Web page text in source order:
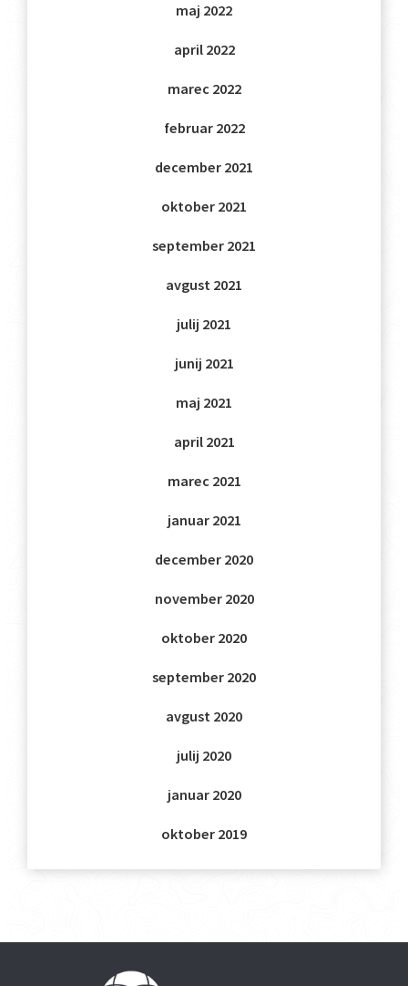
maj 2022
april 2022
marec 2022
februar 2022
december 2021
oktober 2021
september 2021
avgust 2021
julij 2021
junij 2021
maj 2021
april 2021
marec 2021
januar 2021
december 2020
november 2020
oktober 2020
september 2020
avgust 2020
julij 2020
januar 2020
oktober 2019